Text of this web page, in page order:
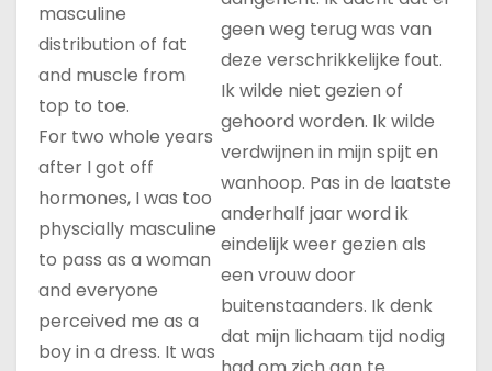
masculine
distribution of fat
and muscle from
top to toe.
For two whole years
after I got off
hormones, I was too
physcially masculine
to pass as a woman
and everyone
perceived me as a
boy in a dress. It was
geen weg terug was van
deze verschrikkelijke fout.
Ik wilde niet gezien of
gehoord worden. Ik wilde
verdwijnen in mijn spijt en
wanhoop. Pas in de laatste
anderhalf jaar word ik
eindelijk weer gezien als
een vrouw door
buitenstaanders. Ik denk
dat mijn lichaam tijd nodig